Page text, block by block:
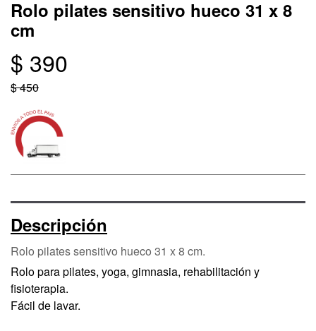
Rolo pilates sensitivo hueco 31 x 8
cm
$ 390
$ 450
Descripción
Rolo pilates sensitivo hueco 31 x 8 cm.
Rolo para pilates, yoga, gimnasia, rehabilitación y
fisioterapia.
Fácil de lavar.